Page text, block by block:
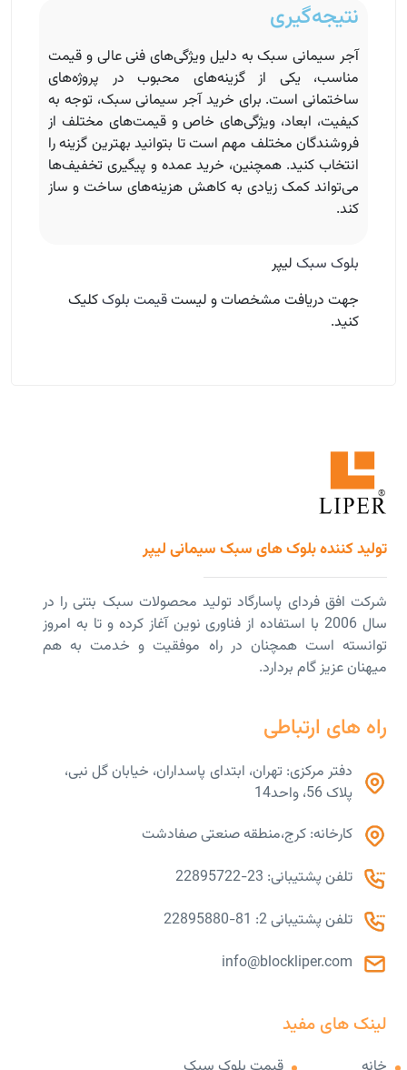
نتیجه‌گیری
آجر سیمانی سبک به دلیل ویژگی‌های فنی عالی و قیمت
مناسب، یکی از گزینه‌های محبوب در پروژه‌های
ساختمانی است. برای خرید آجر سیمانی سبک، توجه به
کیفیت، ابعاد، ویژگی‌های خاص و قیمت‌های مختلف از
فروشندگان مختلف مهم است تا بتوانید بهترین گزینه را
انتخاب کنید. همچنین، خرید عمده و پیگیری تخفیف‌ها
می‌تواند کمک زیادی به کاهش هزینه‌های ساخت و ساز
کند.
بلوک سبک لیپر
جهت دریافت مشخصات و لیستقیمت بلوککلیک
کنید.
تولید کننده بلوک های سبک سیمانی لیپر
شرکت افق فردای پاسارگاد تولید محصولات سبک بتنی را در
سال 2006 با استفاده از فناوری نوین آغاز کرده و تا به امروز
توانسته است همچنان در راه موفقیت و خدمت به هم
میهنان عزیز گام بردارد.
راه های ارتباطی
دفتر مرکزی: تهران، ابتدای پاسداران، خیابان گل نبی،
پلاک 56، واحد14
کارخانه: کرج،منطقه صنعتی صفادشت
تلفن پشتیبانی: 23-22895722
تلفن پشتیبانی 2: 81-22895880
info@blockliper.com
لینک های مفید